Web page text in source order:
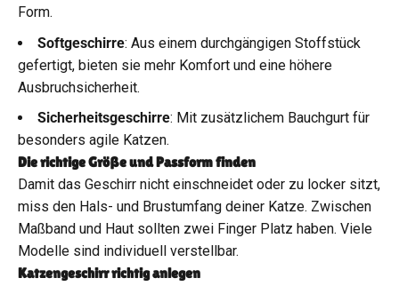
Form.
Softgeschirre: Aus einem durchgängigen Stoffstück
gefertigt, bieten sie mehr Komfort und eine höhere
Ausbruchsicherheit.
Sicherheitsgeschirre: Mit zusätzlichem Bauchgurt für
besonders agile Katzen.
Die richtige Größe und Passform finden
Damit das Geschirr nicht einschneidet oder zu locker sitzt,
miss den Hals- und Brustumfang deiner Katze. Zwischen
Maßband und Haut sollten zwei Finger Platz haben. Viele
Modelle sind individuell verstellbar.
Katzengeschirr richtig anlegen